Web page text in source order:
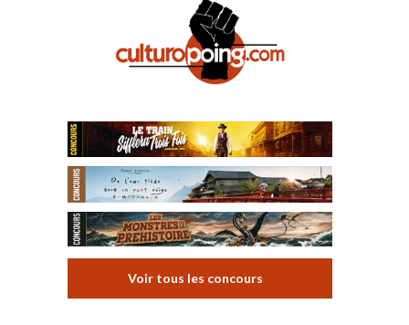
Voir tous les concours